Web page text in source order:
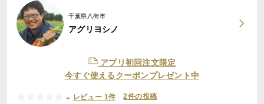
千葉県八街市
アグリヨシノ
アプリ初回注文限定
今すぐ使えるクーポンプレゼント中
- レビュー 1件 2件の投稿